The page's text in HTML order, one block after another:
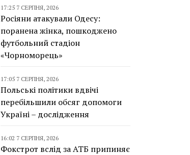
17:25 7 СЕРПНЯ, 2026
Росіяни атакували Одесу:
поранена жінка, пошкоджено
футбольний стадіон
«Чорноморець»
17:05 7 СЕРПНЯ, 2026
Польські політики вдвічі
перебільшили обсяг допомоги
Україні – дослідження
16:02 7 СЕРПНЯ, 2026
Фокстрот вслід за АТБ припиняє